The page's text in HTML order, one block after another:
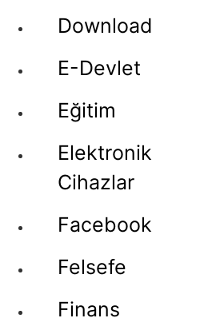
Download
E-Devlet
Eğitim
Elektronik
Cihazlar
Facebook
Felsefe
Finans